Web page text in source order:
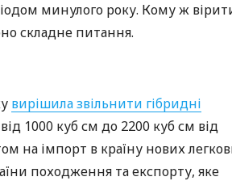
минулого року. Кому ж
складне питання.
вирішила звільнити гібридні
1000 куб см до 2200 куб см від
на імпорт в країну нових
походження та експорту, яке